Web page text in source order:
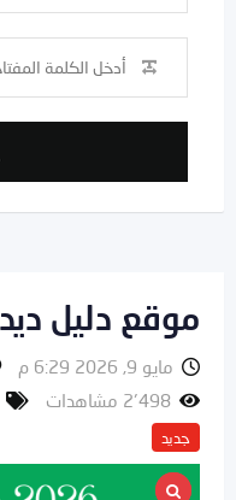
موقع دليل
مايو 9, 2026 6:29 م
2٬498 مشاهدات
جديد